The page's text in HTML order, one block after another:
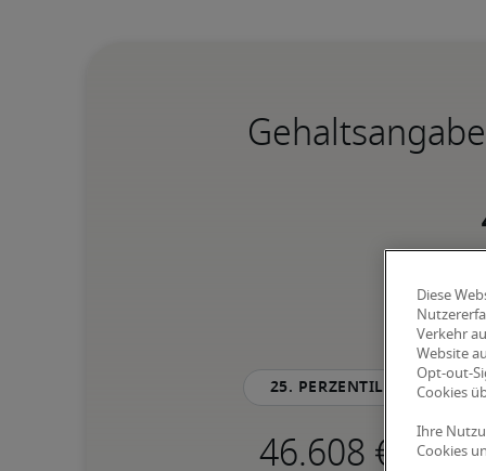
25. Perzentil
Diese
Verkehr
Website
Opt-out-
Cookies
Ihre
Cookies